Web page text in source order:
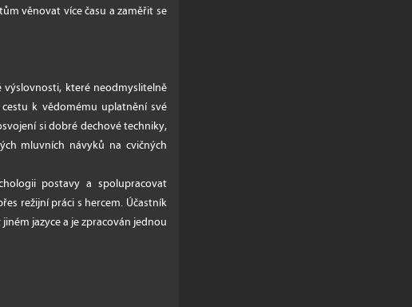
věnovat více času a zaměřit se
výslovnosti, které neodmyslitelně
k vědomému uplatnění své
si dobré dechové techniky,
mluvních návyků na cvičných
postavy a spolupracovat
režijní práci s hercem. Účastník
jazyce a je zpracován jednou